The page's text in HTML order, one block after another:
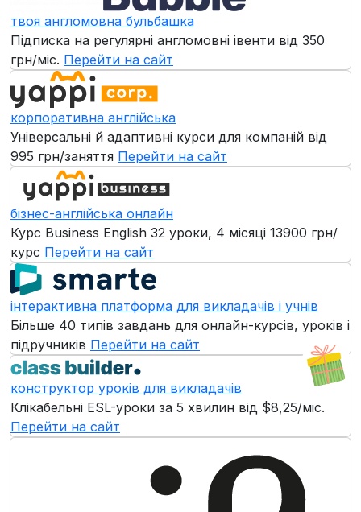
твоя англомовна бульбашка
Підписка на регулярні англомовні івенти від 350
грн/міс. Перейти на сайт
корпоративна англійська
Універсальні й адаптивні курси для компаній від
995 грн/заняття Перейти на сайт
бізнес-англійська онлайн
Курс Business English 32 уроки, 4 місяці 13900 грн/
курс Перейти на сайт
інтерактивна платформа для викладачів і учнів
Більше 40 типів завдань для онлайн-курсів, уроків і
підручників Перейти на сайт
конструктор уроків для викладачів
Клікабельні ESL-уроки за 5 хвилин від $8,25/міс.
Перейти на сайт